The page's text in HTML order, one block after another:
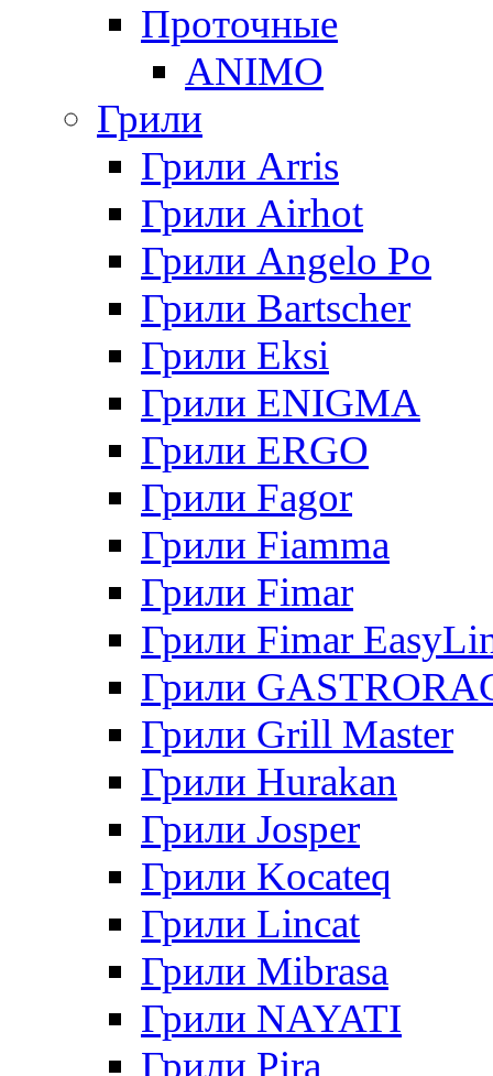
Проточные
ANIMO
Грили
Грили Arris
Грили Airhot
Грили Angelo Po
Грили Bartscher
Грили Eksi
Грили ENIGMA
Грили ERGO
Грили Fagor
Грили Fiamma
Грили Fimar
Грили Fimar
Грили
Грили Grill Master
Грили Hurakan
Грили Josper
Грили Kocateq
Грили Lincat
Грили Mibrasa
Грили NAYATI
Грили Pira